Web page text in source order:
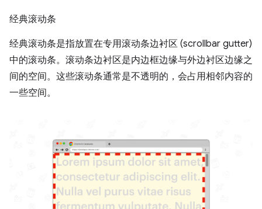
经典滚动条
经典滚动条是指放置在专用滚动条边衬区 (scrollbar gutter)
中的滚动条。 滚动条边衬区是内边框边缘与外边衬区边缘之
间的空间。这些滚动条通常是不透明的，会占用相邻内容的
一些空间。